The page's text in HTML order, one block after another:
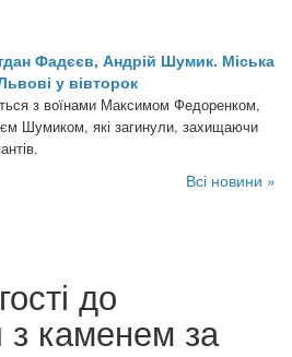
Фадєєв, Андрій Шумик. Міська
у вівторок
з воїнами Максимом Федоренком,
Шумиком, які загинули, захищаючи
Всі новини »
до
з каменем за